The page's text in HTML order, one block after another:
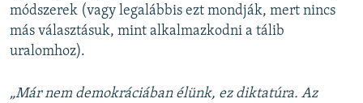
módszerek (vagy legalábbis ezt mondják, mert nincs
más választásuk, mint alkalmazkodni a tálib
uralomhoz).
„Már nem demokráciában élünk, ez diktatúra. Az